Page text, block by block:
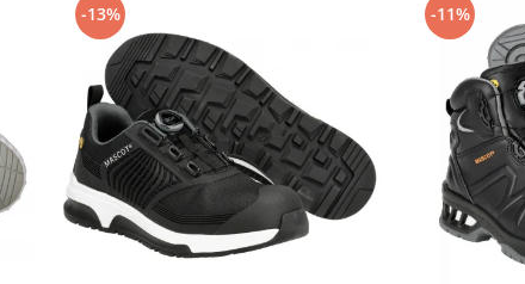
-13% -11%